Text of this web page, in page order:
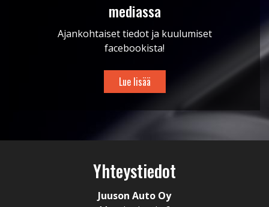
mediassa
Ajankohtaiset tiedot ja kuulumiset
facebookista!
Lue lisää
Yhteystiedot
Juuson Auto Oy